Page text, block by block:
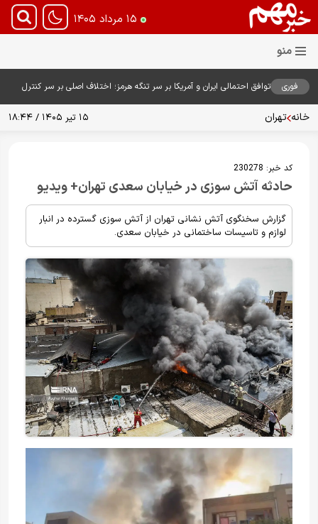
۱۵ مرداد ۱۴۰۵
فوری
توافق احتمالی ایران و آمریکا بر سر تنگه هرمز؛ اختلاف اصلی بر سر کنترل
خانه تهران ۱۵ تیر ۱۴۰۵ / ۱۸:۴۴
کد خبر: 230278
حادثه آتش سوزی در خیابان سعدی تهران+ ویدیو
گزارش سخنگوی آتش نشانی تهران از آتش سوزی گسترده در انبار
لوازم و تاسیسات ساختمانی در خیابان سعدی.